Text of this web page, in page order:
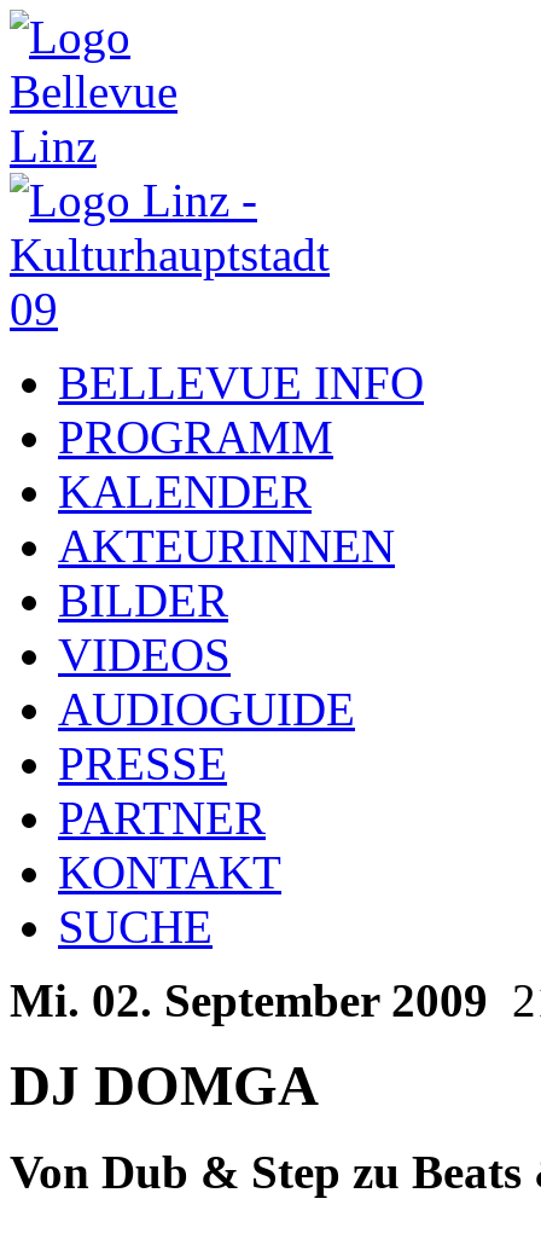
BELLEVUE INFO
PROGRAMM
KALENDER
AKTEURINNEN
BILDER
VIDEOS
AUDIOGUIDE
PRESSE
PARTNER
KONTAKT
SUCHE
Mi. 02. September 2009
DJ DOMGA
Von Dub & Step zu Beats